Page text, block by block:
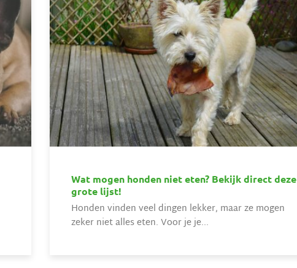
Wat mogen honden niet eten? Bekijk direct deze
grote lijst!
Honden vinden veel dingen lekker, maar ze mogen
zeker niet alles eten. Voor je je...